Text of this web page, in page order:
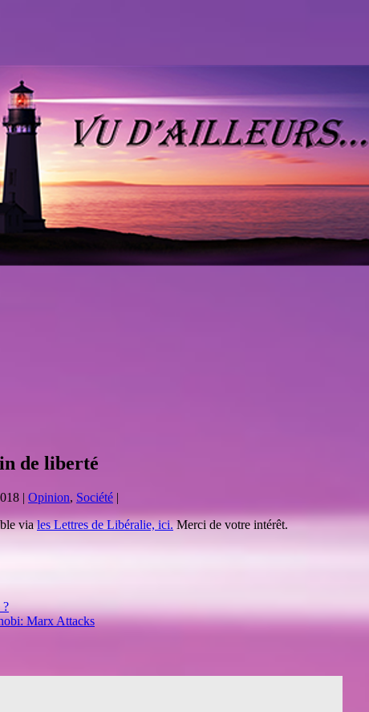
de liberté
| Opinion, Société |
viales Lettres de Libéralie, ici.Merci de votre intérêt.
?
Marx Attacks